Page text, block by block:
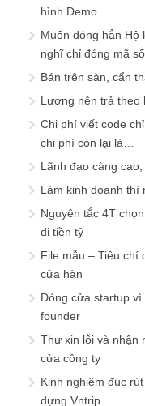
hình Demo
Muốn đóng hẳn Hộ
nghĩ chỉ đóng mã
Bán trên sàn, cẩn
Lương nên trả theo
Chi phí viết code
chi phí còn lại là…
Lãnh đạo càng
Làm kinh doanh thì
Nguyên tắc 4T
đi tiền tỷ
File mẫu – Tiêu chí
cửa hàn
Đóng cửa startup vì
founder
Thư xin lỗi và nhận
cửa công ty
Kinh nghiệm đúc
dựng Vntrip